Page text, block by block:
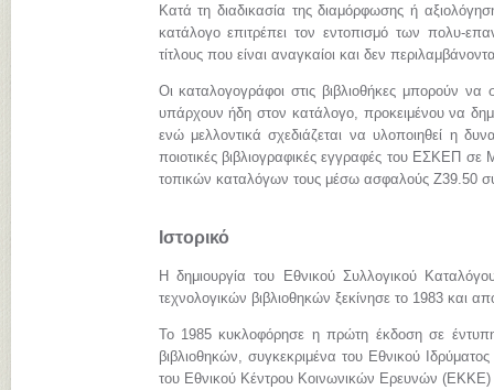
Κατά τη διαδικασία της διαμόρφωσης ή
κατάλογο επιτρέπει τον εντοπισμό των πολυ-
τίτλους που είναι αναγκαίοι και δεν
Οι καταλογογράφοι στις βιβλιοθήκες μπορούν να
υπάρχουν ήδη στον κατάλογο, προκειμένου να
ενώ μελλοντικά σχεδιάζεται να υλοποιηθεί η
ποιοτικές βιβλιογραφικές εγγραφές του ΕΣΚΕΠ
τοπικών καταλόγων τους μέσω ασφαλούς Z39.50
Ιστορικό
Η δημιουργία του Εθνικού Συλλογικού
τεχνολογικών βιβλιοθηκών ξεκίνησε το 1983 και
Το 1985 κυκλοφόρησε η πρώτη έκδοση σε
βιβλιοθηκών, συγκεκριμένα του Εθνικού
του Εθνικού Κέντρου Κοινωνικών Ερευνών